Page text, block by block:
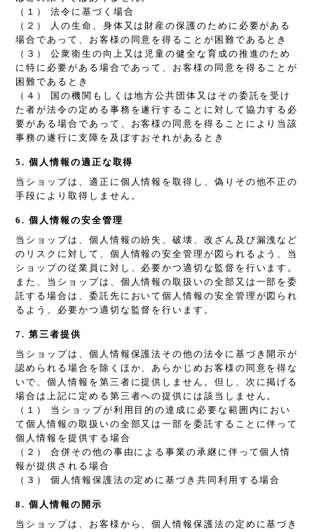
（１） 法令に基づく場合
（２） 人の生命、身体又は財産の保護のために必要がある
場合であって、お客様の同意を得ることが困難であるとき
（３） 公衆衛生の向上又は児童の健全な育成の推進のため
に特に必要がある場合であって、お客様の同意を得ることが
困難であるとき
（４） 国の機関もしくは地方公共団体又はその委託を受け
た者が法令の定める事務を遂行することに対して協力する必
要がある場合であって、お客様の同意を得ることにより当該
事務の遂行に支障を及ぼすおそれがあるとき
5. 個人情報の適正な取得
当ショップは、適正に個人情報を取得し、偽りその他不正の
手段により取得しません。
6. 個人情報の安全管理
当ショップは、個人情報の紛失、破壊、改ざん及び漏洩など
のリスクに対して、個人情報の安全管理が図られるよう、当
ショップの従業員に対し、必要かつ適切な監督を行います。
また、当ショップは、個人情報の取扱いの全部又は一部を委
託する場合は、委託先において個人情報の安全管理が図られ
るよう、必要かつ適切な監督を行います。
7. 第三者提供
当ショップは、個人情報保護法その他の法令に基づき開示が
認められる場合を除くほか、あらかじめお客様の同意を得な
いで、個人情報を第三者に提供しません。但し、次に掲げる
場合は上記に定める第三者への提供には該当しません。
（１） 当ショップが利用目的の達成に必要な範囲内におい
て個人情報の取扱いの全部又は一部を委託することに伴って
個人情報を提供する場合
（２） 合併その他の事由による事業の承継に伴って個人情
報が提供される場合
（３） 個人情報保護法の定めに基づき共同利用する場合
8. 個人情報の開示
当ショップは、お客様から、個人情報保護法の定めに基づき